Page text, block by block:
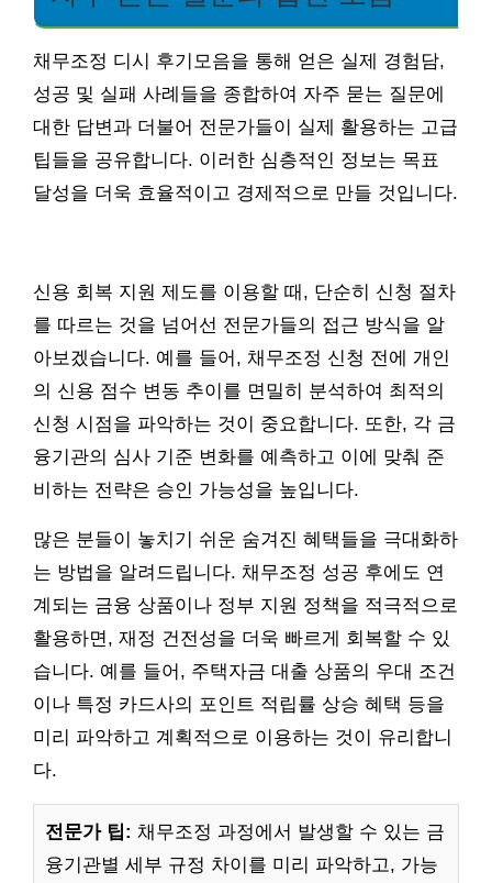
채무조정 디시 후기모음을 통해 얻은 실제 경험담,
성공 및 실패 사례들을 종합하여 자주 묻는 질문에
대한 답변과 더불어 전문가들이 실제 활용하는 고급
팁들을 공유합니다. 이러한 심층적인 정보는 목표
달성을 더욱 효율적이고 경제적으로 만들 것입니다.
신용 회복 지원 제도를 이용할 때, 단순히 신청 절차
를 따르는 것을 넘어선 전문가들의 접근 방식을 알
아보겠습니다. 예를 들어, 채무조정 신청 전에 개인
의 신용 점수 변동 추이를 면밀히 분석하여 최적의
신청 시점을 파악하는 것이 중요합니다. 또한, 각 금
융기관의 심사 기준 변화를 예측하고 이에 맞춰 준
비하는 전략은 승인 가능성을 높입니다.
많은 분들이 놓치기 쉬운 숨겨진 혜택들을 극대화하
는 방법을 알려드립니다. 채무조정 성공 후에도 연
계되는 금융 상품이나 정부 지원 정책을 적극적으로
활용하면, 재정 건전성을 더욱 빠르게 회복할 수 있
습니다. 예를 들어, 주택자금 대출 상품의 우대 조건
이나 특정 카드사의 포인트 적립률 상승 혜택 등을
미리 파악하고 계획적으로 이용하는 것이 유리합니
다.
전문가 팁: 채무조정 과정에서 발생할 수 있는 금
융기관별 세부 규정 차이를 미리 파악하고, 가능